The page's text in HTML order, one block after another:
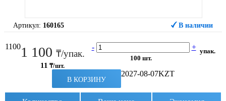
Артикул: 160165 В наличии
11001 100 ₸/упак.
11 ₸/шт.
- +
100 шт.
упак.
В КОРЗИНУ
2027-08-07KZT